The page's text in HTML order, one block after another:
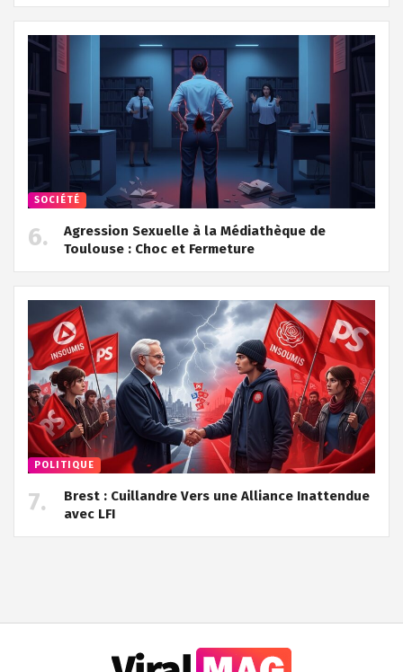
SOCIÉTÉ
Agression Sexuelle à la Médiathèque de
Toulouse : Choc et Fermeture
POLITIQUE
Brest : Cuillandre Vers une Alliance Inattendue
avec LFI